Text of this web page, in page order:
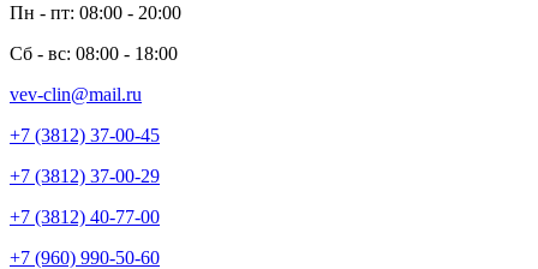
Пн - пт: 08:00 - 20:00
Сб - вс: 08:00 - 18:00
vev-clin@mail.ru
+7 (3812) 37-00-45
+7 (3812) 37-00-29
+7 (3812) 40-77-00
+7 (960) 990-50-60